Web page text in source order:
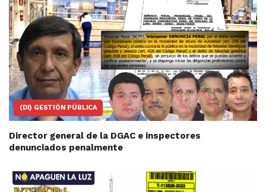
(DI) GESTIÓN PÚBLICA
Director general de la DGAC e inspectores
denunciados penalmente